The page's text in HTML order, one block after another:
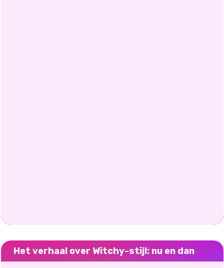
Het verhaal over Witchy-stijl: nu en dan